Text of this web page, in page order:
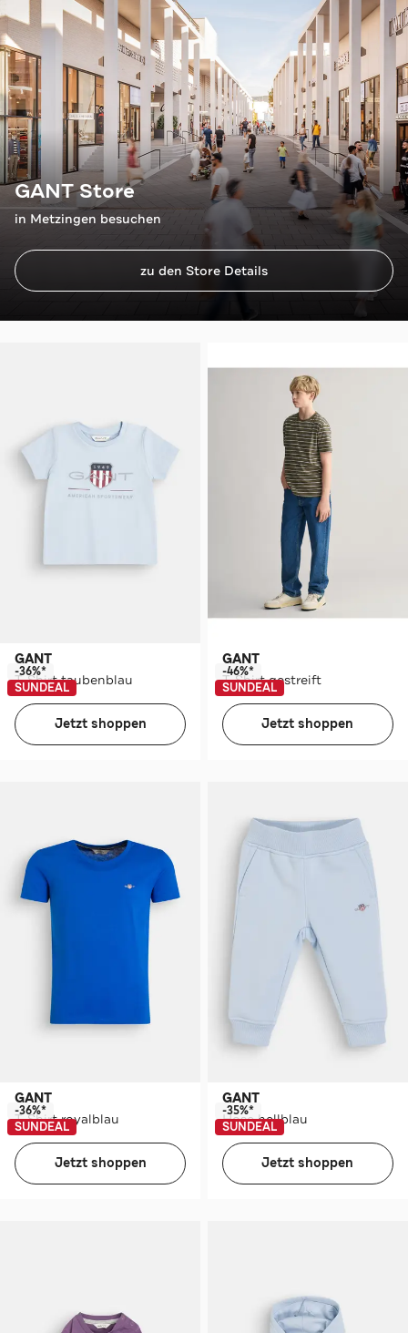
GANT
T-Shirt taubenblau
-36%*
SUNDEAL
Jetzt shoppen
GANT
T-Shirt gestreift
-46%*
SUNDEAL
Jetzt shoppen
GANT
T-Shirt royalblau
-36%*
SUNDEAL
Jetzt shoppen
GANT
Hose hellblau
-35%*
SUNDEAL
Jetzt shoppen
GANT Store
in Metzingen besuchen
zu den Store Details